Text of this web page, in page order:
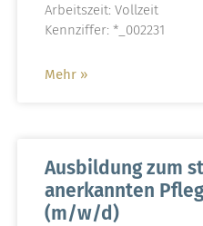
Arbeitszeit: Vollzeit
Kennziffer: *_002231
Mehr »
Ausbildung zum
anerkannten
(m/w/d)